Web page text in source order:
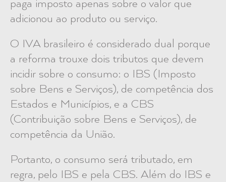
paga imposto apenas sobre o valor que
adicionou ao produto ou serviço.
O IVA brasileiro é considerado dual porque
a reforma trouxe dois tributos que devem
incidir sobre o consumo: o IBS (Imposto
sobre Bens e Serviços), de competência dos
Estados e Municípios, e a CBS
(Contribuição sobre Bens e Serviços), de
competência da União.
Portanto, o consumo será tributado, em
regra, pelo IBS e pela CBS. Além do IBS e